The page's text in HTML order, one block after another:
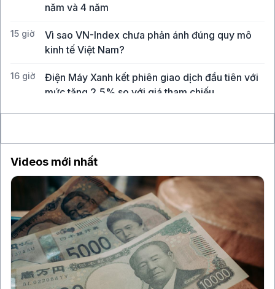
năm và 4 năm
15 giờ
Vì sao VN-Index chưa phản ánh đúng quy mô
kinh tế Việt Nam?
16 giờ
Điện Máy Xanh kết phiên giao dịch đầu tiên với
mức tăng 2,5% so với giá tham chiếu
Videos mới nhất